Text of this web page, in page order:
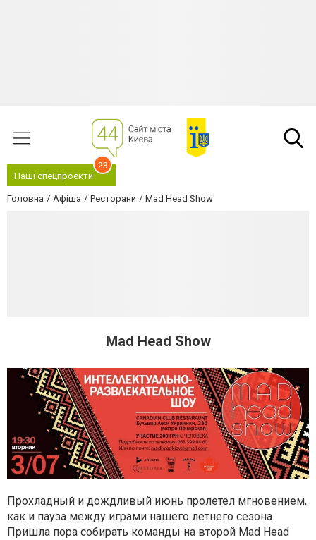
Наші спецпроєкти
23
Головна Афіша Ресторани Mad Head Show
Mad Head Show
Прохладный и дождливый июнь пролетел мгновением,
как и пауза между играми нашего летнего сезона.
Пришла пора собирать команды на второй Mad Head